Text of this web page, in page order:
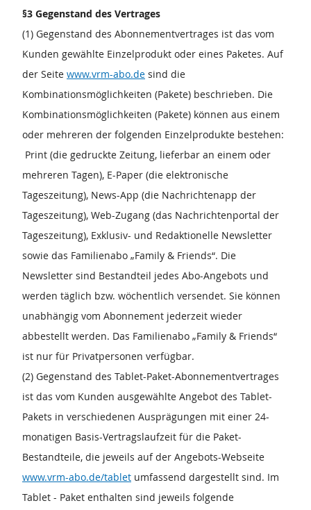
§3 Gegenstand des Vertrages
(1) Gegenstand des Abonnementvertrages ist das vom
Kunden gewählte Einzelprodukt oder eines Paketes. Auf
der Seite www.vrm-abo.de sind die
Kombinationsmöglichkeiten (Pakete) beschrieben. Die
Kombinationsmöglichkeiten (Pakete) können aus einem
oder mehreren der folgenden Einzelprodukte bestehen:
Print (die gedruckte Zeitung, lieferbar an einem oder
mehreren Tagen), E-Paper (die elektronische
Tageszeitung), News-App (die Nachrichtenapp der
Tageszeitung), Web-Zugang (das Nachrichtenportal der
Tageszeitung), Exklusiv- und Redaktionelle Newsletter
sowie das Familienabo „Family & Friends“. Die
Newsletter sind Bestandteil jedes Abo-Angebots und
werden täglich bzw. wöchentlich versendet. Sie können
unabhängig vom Abonnement jederzeit wieder
abbestellt werden. Das Familienabo „Family & Friends“
ist nur für Privatpersonen verfügbar.
(2) Gegenstand des Tablet-Paket-Abonnementvertrages
ist das vom Kunden ausgewählte Angebot des Tablet-
Pakets in verschiedenen Ausprägungen mit einer 24-
monatigen Basis-Vertragslaufzeit für die Paket-
Bestandteile, die jeweils auf der Angebots-Webseite
www.vrm-abo.de/tablet umfassend dargestellt sind. Im
Tablet - Paket enthalten sind jeweils folgende